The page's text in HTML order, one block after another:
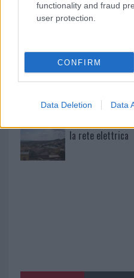
functionality and fraud
user protection.
CONFIRM
Data Deletion Data
Pausa caffè
Monte Pino, la
rinascita della
la rete elettrica